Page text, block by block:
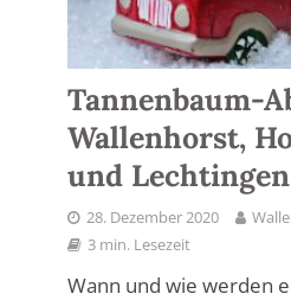
Tannenbaum-
Wallenhorst,
und Lechtingen
28. Dezember 2020
3 min. Lesezeit
Wann und wie werden